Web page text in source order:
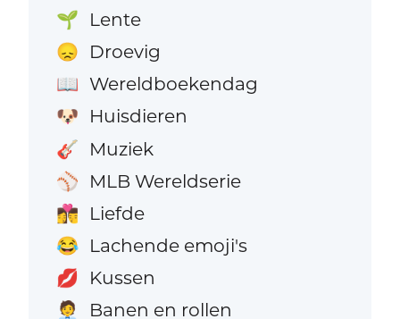
🌱 Lente
😞 Droevig
📖 Wereldboekendag
🐶 Huisdieren
🎸 Muziek
⚾ MLB Wereldserie
👩‍❤️‍💋‍👨 Liefde
😂 Lachende emoji's
💋 Kussen
🧑‍💼 Banen en rollen